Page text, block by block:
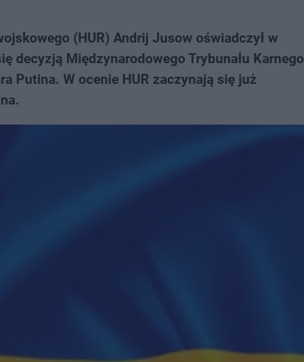
(HUR) Andrij Jusow oświadczył w
decyzją Międzynarodowego Trybunału Karnego
Putina. W ocenie HUR zaczynają się już